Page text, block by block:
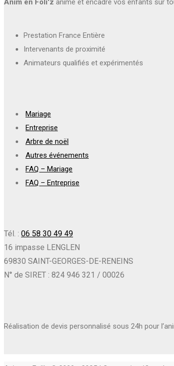
Anim en Foli'z anime et encadre vos enfants sur
Prestation France Entière
Intervenants de proximité
Animateurs qualifiés et expérimentés
Mariage
Entreprise
Arbre de noël
Autres événements
FAQ – Mariage
FAQ – Entreprise
Tél. : 06 58 30 49 49
16 impasse LENGLEN
69830 SAINT-GEORGES-DE-RENEINS
N° de SIRET : 824 946 321 / 00026
Réalisation de devis personnalisé sous 24h pour